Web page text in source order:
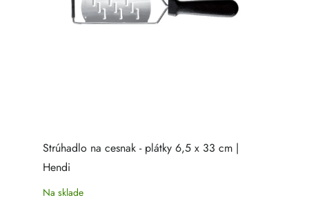
Strúhadlo na cesnak - plátky 6,5 x 33 cm |
Hendi
Na sklade